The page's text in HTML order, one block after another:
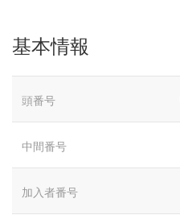
基本情報
頭番号
中間番号
加入者番号